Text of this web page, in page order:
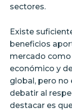
sectores.
Existe
beneficios
mercado
económico y
global, pero no
debatir al
destacar es